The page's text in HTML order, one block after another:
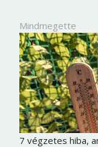
Mindmegette
7 végzetes hiba,